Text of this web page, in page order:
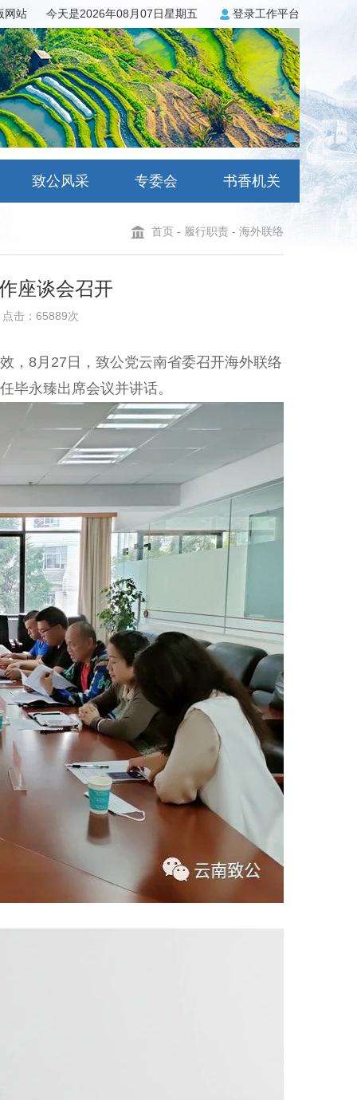
网站 今天是2026年08月07日星期五 登录工作平台
致公风采 专委会 书香机关
首页 - 履行职责 - 海外联络
座谈会召开
点击：65889次
8月27日，致公党云南省委召开海外联络
毕永臻出席会议并讲话。